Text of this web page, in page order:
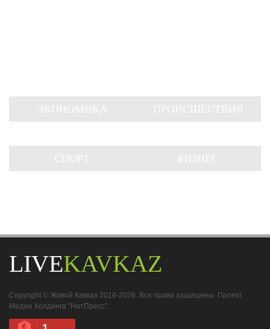
LIVEKAVKAZ
Copyright © Живой Кавказ 2018-2026. Все права защищены. Проект
Медиа Холдинга "НатПресс".